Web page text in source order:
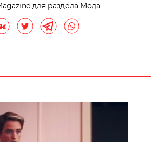
для раздела Мода